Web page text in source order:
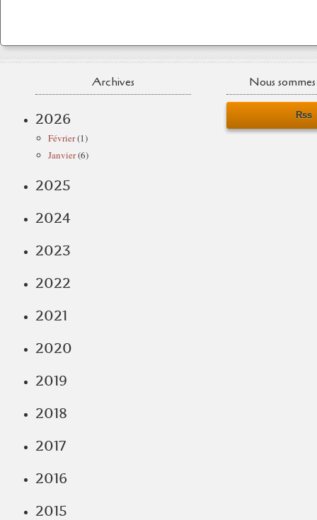
Archives
2026
Février(1)
Janvier(6)
2025
2024
2023
2022
2021
2020
2019
2018
2017
2016
2015
Nous
Rss